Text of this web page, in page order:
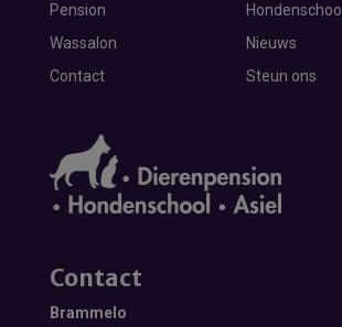
Pension
Hondenschool
Wassalon
Nieuws
Contact
Steun ons
Contact
Brammelo